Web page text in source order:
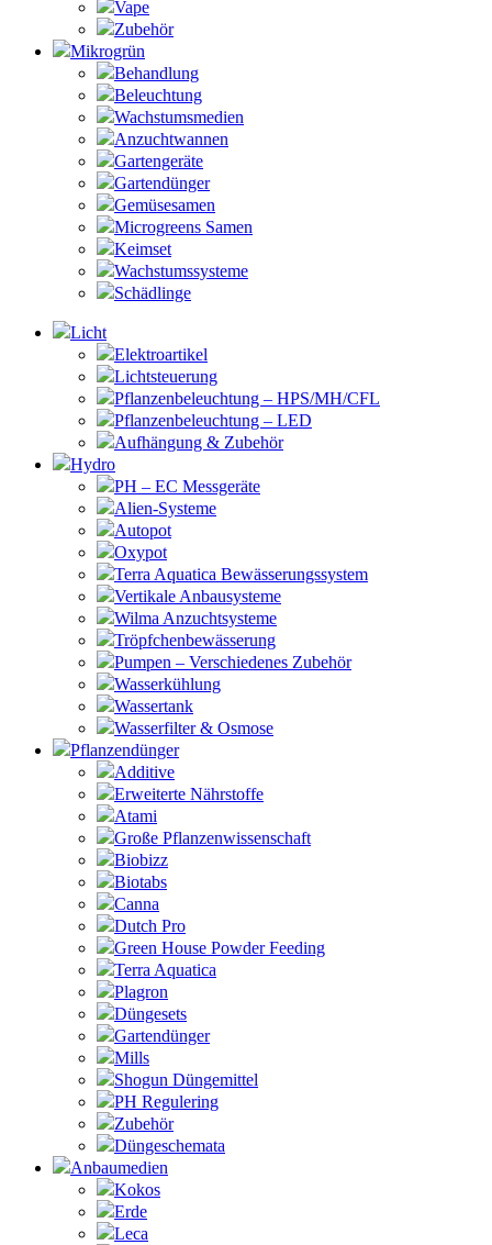
Vape
Zubehör
Mikrogrün
Behandlung
Beleuchtung
Wachstumsmedien
Anzuchtwannen
Gartengeräte
Gartendünger
Gemüsesamen
Microgreens Samen
Keimset
Wachstumssysteme
Schädlinge
Licht
Elektroartikel
Lichtsteuerung
Pflanzenbeleuchtung – HPS/MH/CFL
Pflanzenbeleuchtung – LED
Aufhängung & Zubehör
Hydro
PH – EC Messgeräte
Alien-Systeme
Autopot
Oxypot
Terra Aquatica Bewässerungssystem
Vertikale Anbausysteme
Wilma Anzuchtsysteme
Tröpfchenbewässerung
Pumpen – Verschiedenes Zubehör
Wasserkühlung
Wassertank
Wasserfilter & Osmose
Pflanzendünger
Additive
Erweiterte Nährstoffe
Atami
Große Pflanzenwissenschaft
Biobizz
Biotabs
Canna
Dutch Pro
Green House Powder Feeding
Terra Aquatica
Plagron
Düngesets
Gartendünger
Mills
Shogun Düngemittel
PH Regulering
Zubehör
Düngeschemata
Anbaumedien
Kokos
Erde
Leca